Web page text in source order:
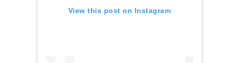
View this post on Instagram